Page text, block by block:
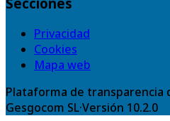
Privacidad
Cookies
Mapa web
Plataforma de transparencia
Gesgocom SL·Versión 10.2.0